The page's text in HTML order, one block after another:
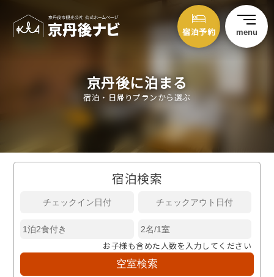
宿泊予約 menu
京丹後に泊まる
宿泊・日帰りプランから選ぶ
宿泊検索
お子様も含めた人数を入力してください